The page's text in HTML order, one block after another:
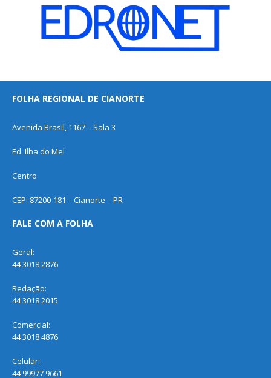
FOLHA REGIONAL DE CIANORTE
Avenida Brasil, 1167 – Sala 3
Ed. Ilha do Mel
Centro
CEP: 87200-181 – Cianorte – PR
FALE COM A FOLHA
Geral:
44 3018 2876
Redação:
44 3018 2015
Comercial:
44 3018 4876
Celular:
44 99977 9661